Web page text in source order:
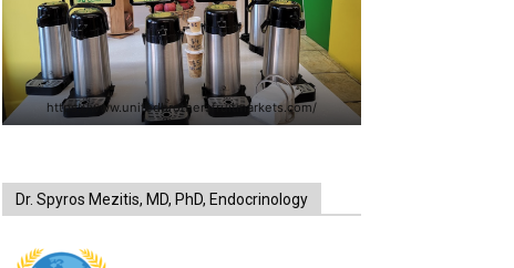
https://www.unitedbrothersfruitmarkets.com/
Dr. Spyros Mezitis, MD, PhD, Endocrinology